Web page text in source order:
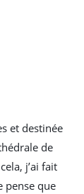
et destinée
de
j’ai fait
pense que